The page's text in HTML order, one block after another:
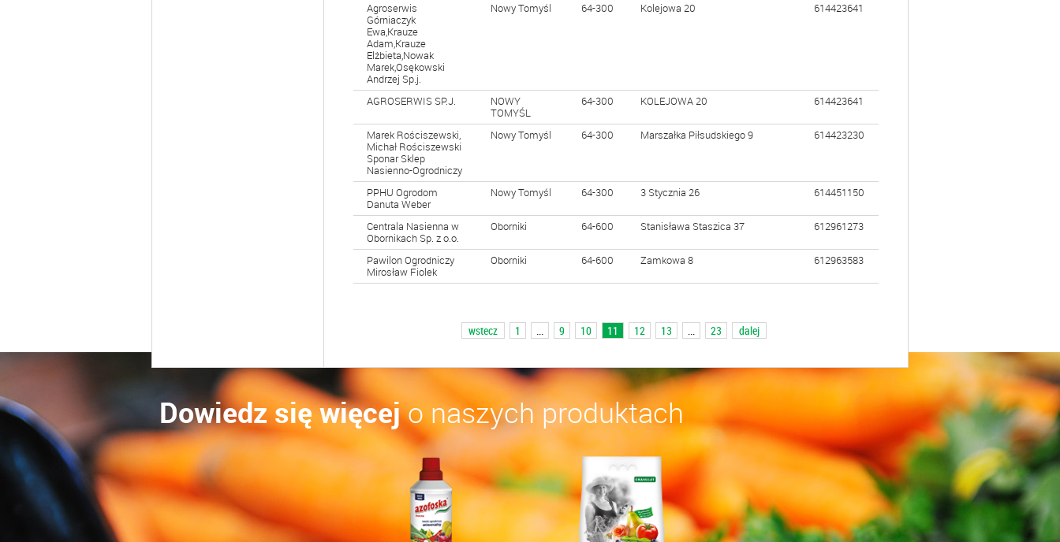
Agroserwis
Górniaczyk
Ewa,Krauze
Adam,Krauze
Elżbieta,Nowak
Marek,Osękowski
Andrzej Sp.j.
Nowy Tomyśl 64-300 Kolejowa 20 614423641
AGROSERWIS SP.J.
NOWY
TOMYŚL
64-300 KOLEJOWA 20 614423641
Marek Rościszewski,
Michał Rościszewski
Sponar Sklep
Nasienno-Ogrodniczy
Nowy Tomyśl 64-300 Marszałka Piłsudskiego 9 614423230
PPHU Ogrodom
Danuta Weber
Nowy Tomyśl 64-300 3 Stycznia 26 614451150
Centrala Nasienna w
Obornikach Sp. z o.o.
Oborniki 64-600 Stanisława Staszica 37 612961273
Pawilon Ogrodniczy
Mirosław Fiolek
Oborniki 64-600 Zamkowa 8 612963583
wstecz 1 ... 9 10 11 12 13 ... 23 dalej
Dowiedz się więcejo naszych produktach